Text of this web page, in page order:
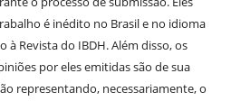
é inédito no Brasil e no idioma
Revista do IBDH. Além disso, os
por eles emitidas são de sua
representando, necessariamente, o